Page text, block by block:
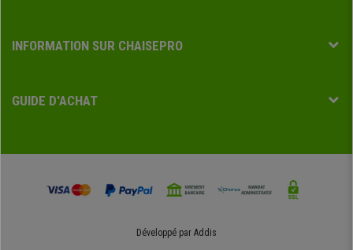
INFORMATION SUR CHAISEPRO
GUIDE D'ACHAT
Développé par Addis